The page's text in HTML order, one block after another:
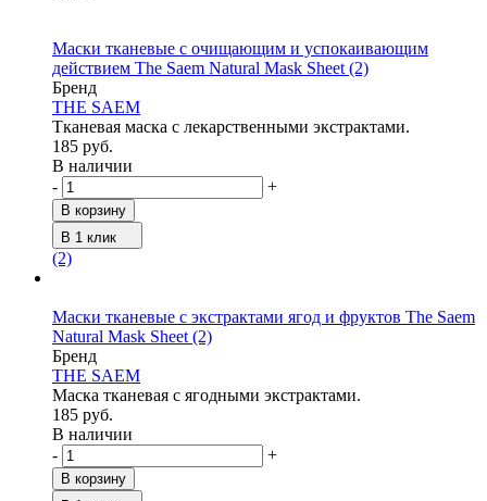
Маски тканевые с очищающим и успокаивающим
действием The Saem Natural Mask Sheet (2)
Бренд
THE SAEM
Тканевая маска с лекарственными экстрактами.
185 руб.
В наличии
-
+
В корзину
В 1 клик
(2)
Маски тканевые с экстрактами ягод и фруктов The Saem
Natural Mask Sheet (2)
Бренд
THE SAEM
Маска тканевая с ягодными экстрактами.
185 руб.
В наличии
-
+
В корзину